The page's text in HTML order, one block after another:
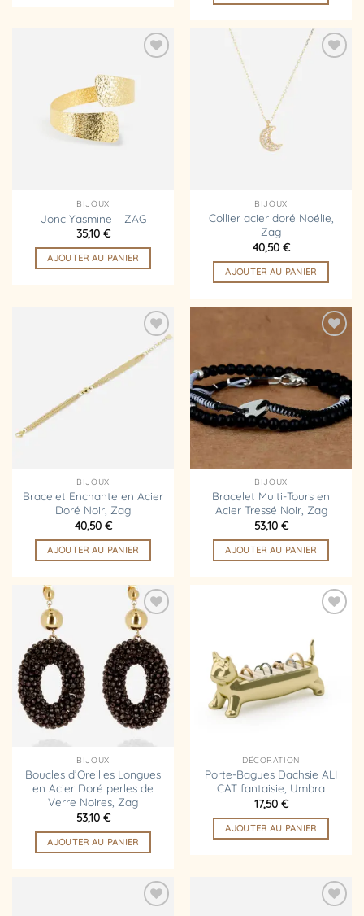
d’envies
BIJOUX
Jonc Yasmine – ZAG
35,10 €
AJOUTER AU PANIER
BIJOUX
Collier acier doré Noélie,
Zag
40,50 €
AJOUTER AU PANIER
Ajouter
à la
BIJOUX
Bracelet Enchante en Acier
Doré Noir, Zag
40,50 €
AJOUTER AU PANIER
liste
d’envies
BIJOUX
Bracelet Multi-Tours en
Acier Tressé Noir, Zag
53,10 €
AJOUTER AU PANIER
Ajouter
à la
liste
d’envies
BIJOUX
Boucles d’Oreilles Longues
en Acier Doré perles de
Verre Noires, Zag
53,10 €
AJOUTER AU PANIER
d’envies
DÉCORATION
Porte-Bagues Dachsie ALI
CAT fantaisie, Umbra
17,50 €
AJOUTER AU PANIER